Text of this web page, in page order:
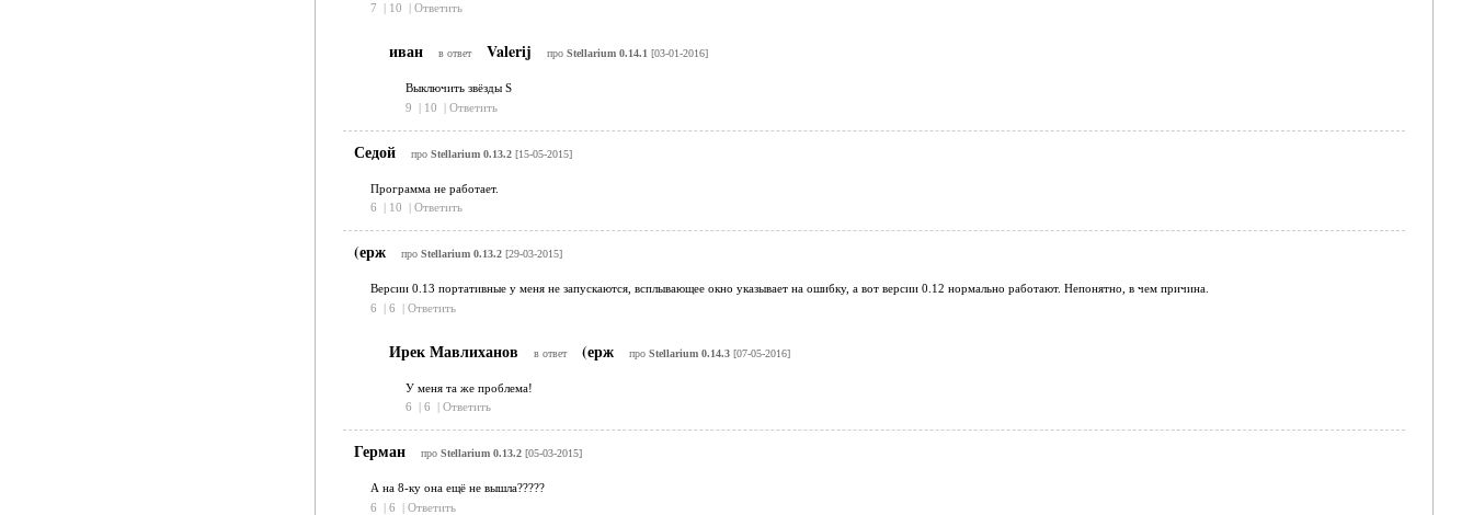
7
| 10 | Ответить
иван в ответ Valerij про Stellarium 0.14.1 [03-01-2016]
Выключить звёзды S
9
| 10 | Ответить
Седой про Stellarium 0.13.2[15-05-2015]
Программа не работает.
6
| 10 | Ответить
(ерж про Stellarium 0.13.2[29-03-2015]
Версии 0.13 портативные у меня не запускаются, всплывающее окно указывает на ошибку, а вот версии 0.12 нормально работают. Непонятно, в чем причина.
6
| 6 | Ответить
Ирек Мавлиханов в ответ (ерж про Stellarium 0.14.3[07-05-2016]
У меня та же проблема!
6
| 6 | Ответить
Герман про Stellarium 0.13.2[05-03-2015]
А на 8-ку она ещё не вышла?????
6
| 6 | Ответить